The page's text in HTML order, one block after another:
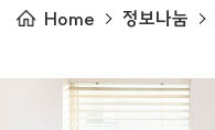
Home 정보나눔